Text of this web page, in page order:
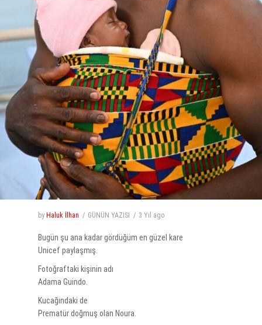
by Haluk İlhan GÜNÜN YAZISI 3 Yıl ago
Bugün şu ana kadar gördüğüm en güzel kare
Unicef paylaşmış.
Fotoğraftaki kişinin adı
Adama Guindo.
Kucağındaki de
Prematür doğmuş olan Noura.